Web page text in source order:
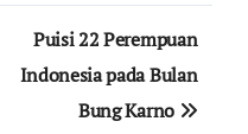
Puisi 22 Perempuan
Indonesia pada Bulan
Bung Karno